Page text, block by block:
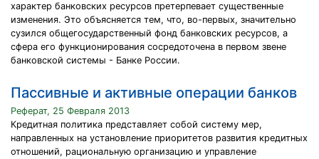
характер банковских ресурсов претерпевает существенные
изменения. Это объясняется тем, что, во-первых, значительно
сузился общегосударственный фонд банковских ресурсов, а
сфера его функционирования сосредоточена в первом звене
банковской системы - Банке России.
Пассивные и активные операции банков
Реферат, 25 Февраля 2013
Кредитная политика представляет собой систему мер,
направленных на установление приоритетов развития кредитных
отношений, рациональную организацию и управление